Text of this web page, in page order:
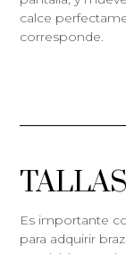
calce
corresponde.
Es importante
para adquirir